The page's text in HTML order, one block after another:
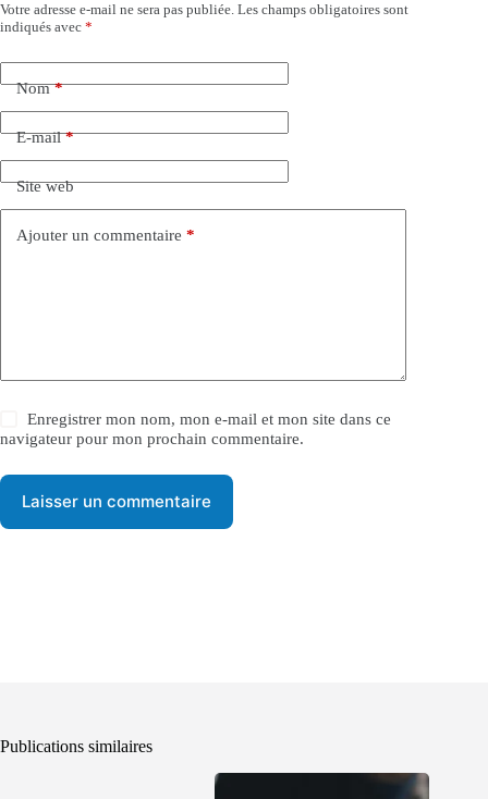
Votre adresse e-mail ne sera pas publiée. Les champs obligatoires sont
indiqués avec *
Nom*
E-mail*
Site web
Ajouter un commentaire *
Enregistrer mon nom, mon e-mail et mon site dans ce
navigateur pour mon prochain commentaire.
Laisser un commentaire
A
l
r
n
v
e
Publications similaires